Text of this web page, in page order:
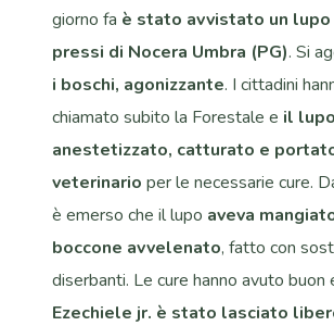
giorno fa è stato avvistato un lupo
pressi di Nocera Umbra (PG). Si
i boschi, agonizzante. I cittadini
chiamato subito la Forestale e il
anestetizzato, catturato e
veterinario per le necessarie cure.
è emerso che il lupo aveva
boccone avvelenato, fatto con
diserbanti. Le cure hanno avuto buon
Ezechiele jr. è stato lasciato